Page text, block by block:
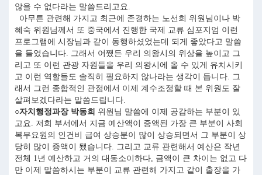
않을 수 없다라는 말씀드리고요.
아무튼 관련해 가지고 최근에 존경하는 노선희 위원님이나 박
혜숙 위원님께서 또 중국에서 진행한 국제 교류 심포지엄 이런
프로그램에 시장님과 같이 동행하셨었는데 되게 좋았다고 말씀
을 들었습니다. 그래서 어쨌든 우리 의왕시의 위상을 높이고 그
리고 또 이런 관광 자원들을 우리 의왕시에 올 수 있게 유치시키
고 이런 역할들도 솔직히 필요하지 않나라는 생각이 듭니다. 그
래서 그런 종합적인 관점에서 이제 계수조정할 때 본 위원도 잘
살펴보겠다라는 말씀드립니다.
○자치행정과장 박동희 위원님 말씀에 이제 공감하는 부분이 있
고요. 저희 부서에서 지금 예산액이 증액된 가장 큰 부분이 사회
복무요원의 인건비 급여 상승분이 많이 상승되면서 그 부분이 상
당히 많이 증액이 됐습니다. 그리고 교류 관련해서 예산은 작년
전체 1년 예산하고 거의 대동소이하다, 금액이 큰 차이는 없고 다
만 이제 말씀하시는 부분이 교류 관련해 가지고 같이 출장을 가